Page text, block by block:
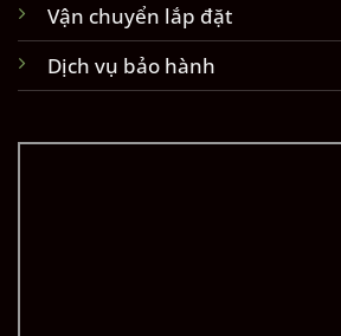
Vận chuyển lắp đặt
Dịch vụ bảo hành